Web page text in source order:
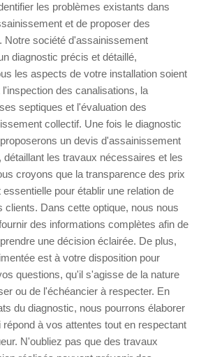
les problèmes existants dans
et de proposer des
Notre société d'assainissement
diagnostic précis et détaillé,
les aspects de votre installation soient
des canalisations, la
septiques et l'évaluation des
collectif. Une fois le diagnostic
un devis d'assainissement
détaillant les travaux nécessaires et les
croyons que la transparence des prix
pour établir une relation de
clients. Dans cette optique, nous nous
des informations complètes afin de
une décision éclairée. De plus,
est à votre disposition pour
questions, qu'il s'agisse de la nature
ou de l'échéancier à respecter. En
du diagnostic, nous pourrons élaborer
répond à vos attentes tout en respectant
N'oubliez pas que des travaux